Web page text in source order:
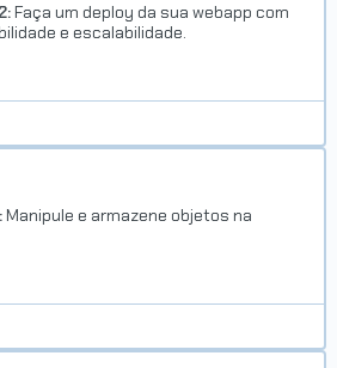
Faça um deploy da sua webapp com
e escalabilidade.
Manipule e armazene objetos na